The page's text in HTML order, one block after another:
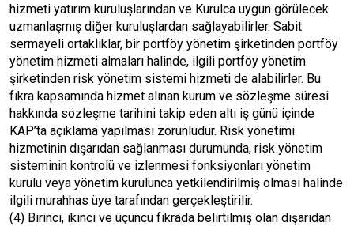
hizmeti yatırım kuruluşlarından ve Kurulca uygun görülecek
uzmanlaşmış diğer kuruluşlardan sağlayabilirler. Sabit
sermayeli ortaklıklar, bir portföy yönetim şirketinden portföy
yönetim hizmeti almaları halinde, ilgili portföy yönetim
şirketinden risk yönetim sistemi hizmeti de alabilirler. Bu
fıkra kapsamında hizmet alınan kurum ve sözleşme süresi
hakkında sözleşme tarihini takip eden altı iş günü içinde
KAP’ta açıklama yapılması zorunludur. Risk yönetimi
hizmetinin dışarıdan sağlanması durumunda, risk yönetim
sisteminin kontrolü ve izlenmesi fonksiyonları yönetim
kurulu veya yönetim kurulunca yetkilendirilmiş olması halinde
ilgili murahhas üye tarafından gerçekleştirilir.
(4) Birinci, ikinci ve üçüncü fıkrada belirtilmiş olan dışarıdan